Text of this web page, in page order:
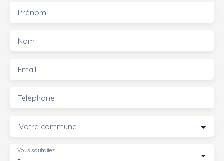
Prénom
Nom
Email
Téléphone
Votre commune
Vous souhaitez